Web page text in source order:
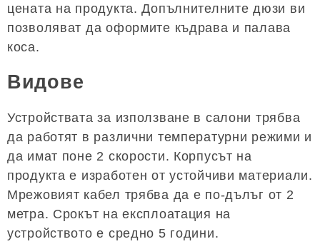
цената на продукта. Допълнителните дюзи ви
позволяват да оформите къдрава и палава
коса.
Видове
Устройствата за използване в салони трябва
да работят в различни температурни режими и
да имат поне 2 скорости. Корпусът на
продукта е изработен от устойчиви материали.
Мрежовият кабел трябва да е по-дълъг от 2
метра. Срокът на експлоатация на
устройството е средно 5 години.